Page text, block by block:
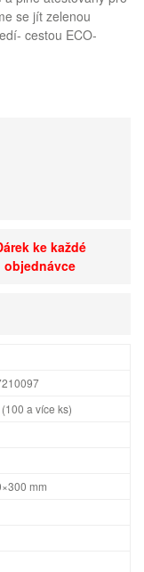
se jít zelenou
cestou ECO-
ke každé
objednávce
a více ks)
mm